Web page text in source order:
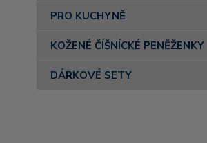
PRO KUCHYNĚ
KOŽENÉ ČÍŠNÍCKÉ PENĚŽENKY
DÁRKOVÉ SETY